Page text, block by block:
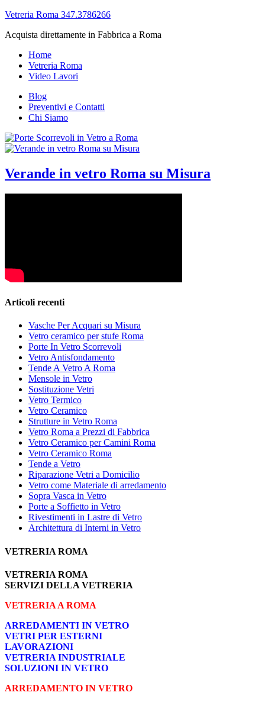
Vetreria Roma 347.3786266
Acquista direttamente in Fabbrica a Roma
Home
Vetreria Roma
Video Lavori
Blog
Preventivi e Contatti
Chi Siamo
Verande in vetro Roma su Misura
Articoli recenti
Vasche Per Acquari su Misura
Vetro ceramico per stufe Roma
Porte In Vetro Scorrevoli
Vetro Antisfondamento
Tende A Vetro A Roma
Mensole in Vetro
Sostituzione Vetri
Vetro Termico
Vetro Ceramico
Strutture in Vetro Roma
Vetro Roma a Prezzi di Fabbrica
Vetro Ceramico per Camini Roma
Vetro Ceramico Roma
Tende a Vetro
Riparazione Vetri a Domicilio
Vetro come Materiale di arredamento
Sopra Vasca in Vetro
Porte a Soffietto in Vetro
Rivestimenti in Lastre di Vetro
Architettura di Interni in Vetro
VETRERIA ROMA
VETRERIA ROMA
SERVIZI DELLA VETRERIA
VETRERIA A ROMA
ARREDAMENTI IN VETRO
VETRI PER ESTERNI
LAVORAZIONI
VETRERIA INDUSTRIALE
SOLUZIONI IN VETRO
ARREDAMENTO IN VETRO